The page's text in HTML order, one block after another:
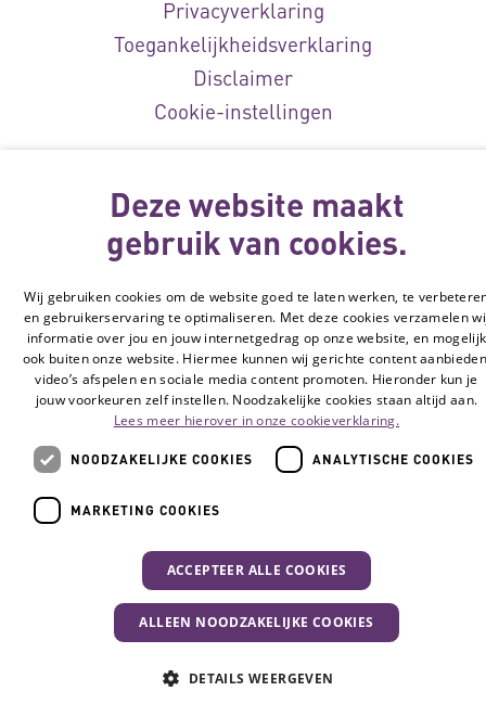
Privacyverklaring
Toegankelijkheidsverklaring
Disclaimer
Cookie-instellingen
Deze website maakt
gebruik van cookies.
Wij gebruiken cookies om de website goed te laten werken, te
en gebruikerservaring te optimaliseren. Met deze cookies verzamelen
informatie over jou en jouw internetgedrag op onze website, en mogelijk
ook buiten onze website. Hiermee kunnen wij gerichte content
video’s afspelen en sociale media content promoten. Hieronder kun je
jouw voorkeuren zelf instellen. Noodzakelijke cookies staan altijd aan.
Lees meer hierover in onze cookieverklaring.
NOODZAKELIJKE COOKIES ANALYTISCHE COOKIES
MARKETING COOKIES
ACCEPTEER ALLE COOKIES
ALLEEN NOODZAKELIJKE COOKIES
DETAILS WEERGEVEN